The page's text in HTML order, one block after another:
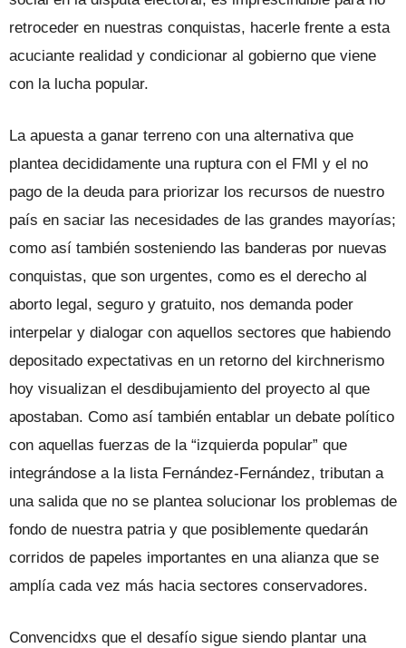
retroceder en nuestras conquistas, hacerle frente a esta
acuciante realidad y condicionar al gobierno que viene
con la lucha popular.
La apuesta a ganar terreno con una alternativa que
plantea decididamente una ruptura con el FMI y el no
pago de la deuda para priorizar los recursos de nuestro
país en saciar las necesidades de las grandes mayorías;
como así también sosteniendo las banderas por nuevas
conquistas, que son urgentes, como es el derecho al
aborto legal, seguro y gratuito, nos demanda poder
interpelar y dialogar con aquellos sectores que habiendo
depositado expectativas en un retorno del kirchnerismo
hoy visualizan el desdibujamiento del proyecto al que
apostaban. Como así también entablar un debate político
con aquellas fuerzas de la “izquierda popular” que
integrándose a la lista Fernández-Fernández, tributan a
una salida que no se plantea solucionar los problemas de
fondo de nuestra patria y que posiblemente quedarán
corridos de papeles importantes en una alianza que se
amplía cada vez más hacia sectores conservadores.
Convencidxs que el desafío sigue siendo plantar una